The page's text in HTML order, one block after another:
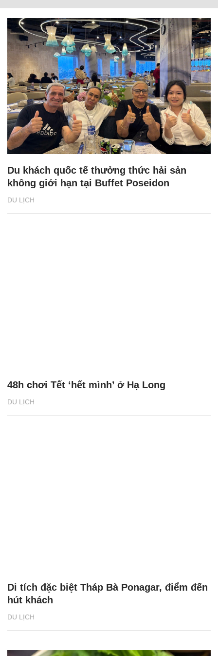
DU LỊCH
Du khách quốc tế thưởng thức hải sản
không giới hạn tại Buffet Poseidon
DU LỊCH
48h chơi Tết ‘hết mình’ ở Hạ Long
DU LỊCH
Di tích đặc biệt Tháp Bà Ponagar, điểm đến
hút khách